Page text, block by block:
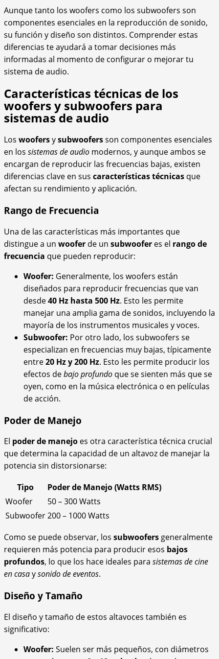
Aunque tanto los woofers como los subwoofers son
componentes esenciales en la reproducción de sonido,
su función y diseño son distintos. Comprender estas
diferencias te ayudará a tomar decisiones más
informadas al momento de configurar o mejorar tu
sistema de audio.
Características técnicas de los
woofers y subwoofers para
sistemas de audio
Los woofersysubwoofersson componentes esenciales
en los sistemas de audio modernos, y aunque ambos se
encargan de reproducir las frecuencias bajas, existen
diferencias clave en sus características técnicas que
afectan su rendimiento y aplicación.
Rango de Frecuencia
Una de las características más importantes que
distingue a un woofer de un subwoofer es el rango de
frecuencia que pueden reproducir:
Woofer: Generalmente, los woofers están
diseñados para reproducir frecuencias que van
desde40 Hz hasta 500 Hz. Esto les permite
manejar una amplia gama de sonidos, incluyendo la
mayoría de los instrumentos musicales y voces.
Subwoofer: Por otro lado, los subwoofers se
especializan en frecuencias muy bajas, típicamente
entre20 Hz y 200 Hz. Esto les permite producir los
efectos debajo profundo que se sienten más que se
oyen, como en la música electrónica o en películas
de acción.
Poder de Manejo
El poder de manejo es otra característica técnica crucial
que determina la capacidad de un altavoz de manejar la
potencia sin distorsionarse:
Tipo
Poder de Manejo (Watts RMS)
Woofer
50 – 300 Watts
Subwoofer200 – 1000 Watts
Como se puede observar, los subwoofers generalmente
requieren más potencia para producir esos bajos
profundos, lo que los hace ideales para sistemas de cine
en casaysonido de eventos.
Diseño y Tamaño
El diseño y tamaño de estos altavoces también es
significativo:
Woofer: Suelen ser más pequeños, con diámetros